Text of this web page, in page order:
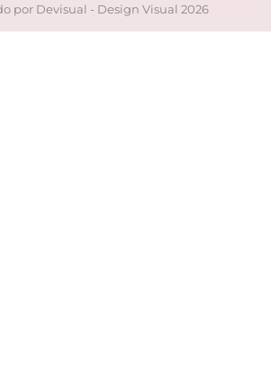
por Devisual - Design Visual 2026